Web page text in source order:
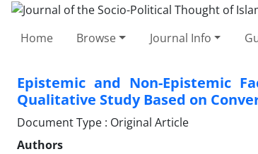
Home Browse Journal Info
Epistemic and Non-Epistemic
Qualitative Study Based on
Document Type : Original Article
Authors